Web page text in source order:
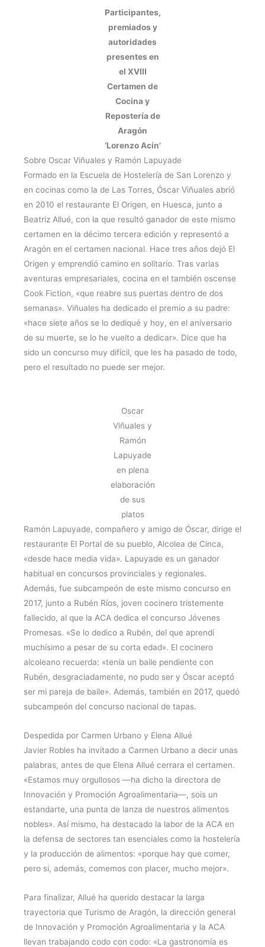
Participantes,
premiados y
autoridades
presentes en
el XVIII
Certamen de
Cocina y
Repostería de
Aragón
‘Lorenzo Acín’
Sobre Oscar Viñuales y Ramón Lapuyade
Formado en la Escuela de Hostelería de San Lorenzo y
en cocinas como la de Las Torres, Óscar Viñuales abrió
en 2010 el restaurante El Origen, en Huesca, junto a
Beatriz Allué, con la que resultó ganador de este mismo
certamen en la décimo tercera edición y representó a
Aragón en el certamen nacional. Hace tres años dejó El
Origen y emprendió camino en solitario. Tras varias
aventuras empresariales, cocina en el también oscense
Cook Fiction, «que reabre sus puertas dentro de dos
semanas». Viñuales ha dedicado el premio a su padre:
«hace siete años se lo dediqué y hoy, en el aniversario
de su muerte, se lo he vuelto a dedicar». Dice que ha
sido un concurso muy difícil, que les ha pasado de todo,
pero el resultado no puede ser mejor.
Oscar
Viñuales y
Ramón
Lapuyade
en plena
elaboración
de sus
platos
Ramón Lapuyade, compañero y amigo de Óscar, dirige el
restaurante El Portal de su pueblo, Alcolea de Cinca,
«desde hace media vida». Lapuyade es un ganador
habitual en concursos provinciales y regionales.
Además, fue subcampeón de este mismo concurso en
2017, junto a Rubén Ríos, joven cocinero tristemente
fallecido, al que la ACA dedica el concurso Jóvenes
Promesas. «Se lo dedico a Rubén, del que aprendí
muchísimo a pesar de su corta edad». El cocinero
alcoleano recuerda: «tenía un baile pendiente con
Rubén, desgraciadamente, no pudo ser y Óscar aceptó
ser mi pareja de baile». Además, también en 2017, quedó
subcampeón del concurso nacional de tapas.
Despedida por Carmen Urbano y Elena Allué
Javier Robles ha invitado a Carmen Urbano a decir unas
palabras, antes de que Elena Allué cerrara el certamen.
«Estamos muy orgullosos ―ha dicho la directora de
Innovación y Promoción Agroalimentaria―, sois un
estandarte, una punta de lanza de nuestros alimentos
nobles». Así mismo, ha destacado la labor de la ACA en
la defensa de sectores tan esenciales como la hostelería
y la producción de alimentos: «porque hay que comer,
pero si, además, comemos con placer, mucho mejor».
Para finalizar, Allué ha querido destacar la larga
trayectoria que Turismo de Aragón, la dirección general
de Innovación y Promoción Agroalimentaria y la ACA
llevan trabajando codo con codo: «La gastronomía es